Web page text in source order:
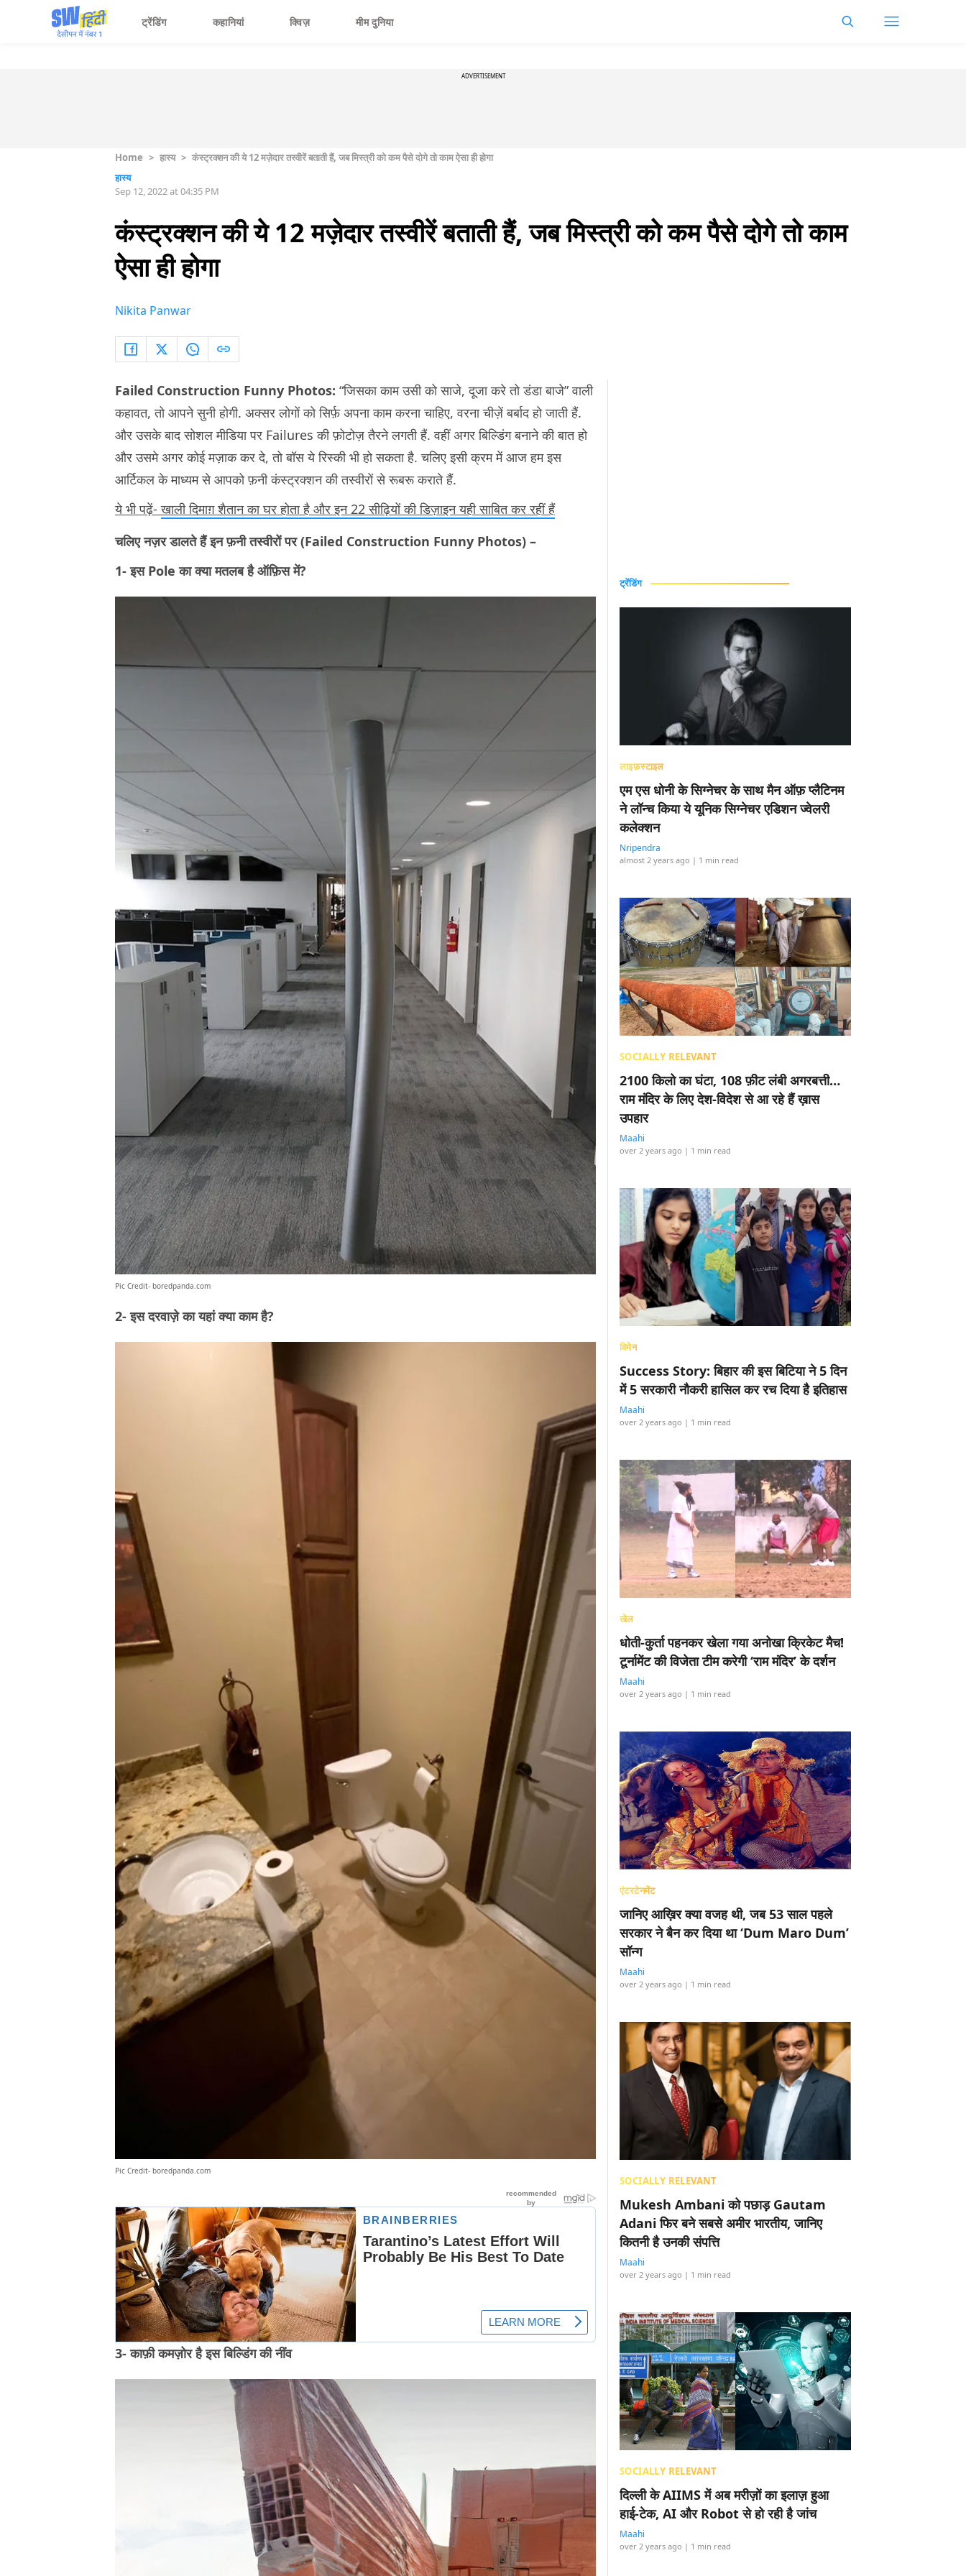
ट्रेंडिंग कहानियां क्विज़ मीम दुनिया
ADVERTISEMENT
Home > हास्य > कंस्ट्रक्शन की ये 12 मज़ेदार तस्वीरें बताती हैं, जब मिस्त्री को कम पैसे दोगे तो काम ऐसा ही होगा
हास्य
Sep 12, 2022 at 04:35 PM
कंस्ट्रक्शन की ये 12 मज़ेदार तस्वीरें बताती हैं, जब मिस्त्री को कम पैसे दोगे तो काम
ऐसा ही होगा
Nikita Panwar
Failed Construction Funny Photos: “जिसका काम उसी को साजे, दूजा करे तो डंडा बाजे” वाली
कहावत, तो आपने सुनी होगी. अक्सर लोगों को सिर्फ़ अपना काम करना चाहिए, वरना चीज़ें बर्बाद हो जाती हैं.
और उसके बाद सोशल मीडिया पर Failures की फ़ोटोज़ तैरने लगती हैं. वहीं अगर बिल्डिंग बनाने की बात हो
और उसमे अगर कोई मज़ाक कर दे, तो बॉस ये रिस्की भी हो सकता है. चलिए इसी क्रम में आज हम इस
आर्टिकल के माध्यम से आपको फ़नी कंस्ट्रक्शन की तस्वीरों से रूबरू कराते हैं.
ये भी पढ़ें-खाली दिमाग़ शैतान का घर होता है और इन 22 सीढ़ियों की डिज़ाइन यही साबित कर रहीं हैं
चलिए नज़र डालते हैं इन फ़नी तस्वीरों पर (Failed Construction Funny Photos) –
1- इस Pole का क्या मतलब है ऑफ़िस में?
Pic Credit- boredpanda.com
2- इस दरवाज़े का यहां क्या काम है?
Pic Credit- boredpanda.com
3- काफ़ी कमज़ोर है इस बिल्डिंग की नींव
ट्रेंडिंग
लाइफ़स्टाइल
एम एस धोनी के सिग्नेचर के साथ मैन ऑफ़ प्लैटिनम
ने लॉन्च किया ये यूनिक सिग्नेचर एडिशन ज्वेलरी
कलेक्शन
Nripendra
almost 2 years ago | 1 min read
SOCIALLY RELEVANT
2100 किलो का घंटा, 108 फ़ीट लंबी अगरबत्ती…
राम मंदिर के लिए देश-विदेश से आ रहे हैं ख़ास
उपहार
Maahi
over 2 years ago | 1 min read
विमेन
Success Story: बिहार की इस बिटिया ने 5 दिन
में 5 सरकारी नौकरी हासिल कर रच दिया है इतिहास
Maahi
over 2 years ago | 1 min read
खेल
धोती-कुर्ता पहनकर खेला गया अनोखा क्रिकेट मैच!
टूर्नामेंट की विजेता टीम करेगी ‘राम मंदिर’ के दर्शन
Maahi
over 2 years ago | 1 min read
एंटरटेनमेंट
जानिए आख़िर क्या वजह थी, जब 53 साल पहले
सरकार ने बैन कर दिया था ‘Dum Maro Dum’
सॉन्ग
Maahi
over 2 years ago | 1 min read
SOCIALLY RELEVANT
Mukesh Ambani को पछाड़ Gautam
Adani फिर बने सबसे अमीर भारतीय, जानिए
कितनी है उनकी संपत्ति
Maahi
over 2 years ago | 1 min read
SOCIALLY RELEVANT
दिल्ली के AIIMS में अब मरीज़ों का इलाज़ हुआ
हाई-टेक, AI और Robot से हो रही है जांच
Maahi
over 2 years ago | 1 min read